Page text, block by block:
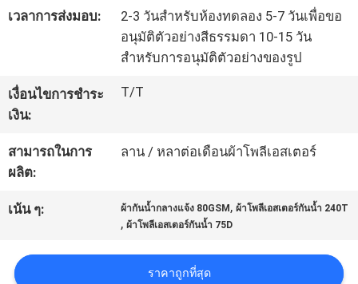
ควบคุม
ติดต่อ
เรา
ข่าว
คดี
เวลาการส่งมอบ:
2-3 วันสำหรับห้องทดลอง 5-7 วันเพื่อขอ
อนุมัติตัวอย่างสีธรรมดา 10-15 วัน
สำหรับการอนุมัติตัวอย่างของรูป
เงื่อนไขการชำระ
เงิน:
T/T
สามารถในการ
ผลิต:
ลาน / หลาต่อเดือนผ้าโพลีเอสเตอร์
เน้น ๆ: ผ้ากันน้ำกลางแจ้ง 80GSM ,ผ้าโพลีเอสเตอร์กันน้ำ 240T
,ผ้าโพลีเอสเตอร์กันน้ำ 75D
ราคาถูกที่สุด